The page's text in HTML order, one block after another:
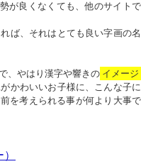
が良くなくても、他のサイトで
ば、それはとても良い字画の名
、やはり漢字や響きの イメージ
かわいいお子様に、こんな子に
を考えられる事が何より大事で